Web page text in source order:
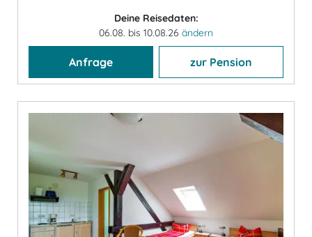
Deine Reisedaten:
06.08. bis 10.08.26 ändern
Anfrage zur Pension